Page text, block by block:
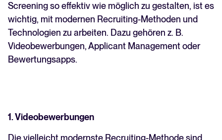
Screening so effektiv wie möglich zu gestalten, ist es
wichtig, mit modernen Recruiting-Methoden und
Technologien zu arbeiten. Dazu gehören z. B.
Videobewerbungen, Applicant Management oder
Bewertungsapps.
1. Videobewerbungen
Die vielleicht modernste Recruiting-Methode sind